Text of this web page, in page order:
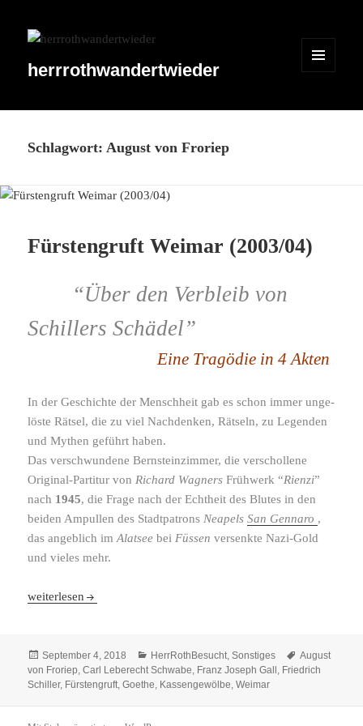
herrrothwandertwieder
Schlagwort: August von Froriep
Fürstengruft Weimar (2003/​04)
“Über den Verbleib von
Schillers Schädel”
Eine Tragödie in 4 Akten
In der Geschichte der Menschheit gab es schon immer unge­
löste Rätsel, die zu viel Nachdenken, Rätseln, zu Legenden
und Mythen geführt haben.
Das verschwun­dene Bernsteinzimmer, die verschol­lene
Original-​Partitur vonRichard Wagners Frühwerk “Rienzi”
nach 1945, die Frage nach der Echtheit des Blutes in den
beiden Ampullen des StadtpatronsNeapels San Gennaro ,
das angeb­lich imAlatsee beiFüssenversenkte Nazi-​Gold
und vieles mehr.
Fürstengruft Weimar (2003/​​04)
weiterlesen
Veröffentlicht
am
September 4, 2018 Kategorien
HerrRothBesucht,Sonstiges Schlagwörter
August
von Froriep,Carl Leberecht Schwabe, Franz Joseph Gall , Friedrich
Schiller, Fürstengruft,Goethe, Kassengewölbe,Weimar